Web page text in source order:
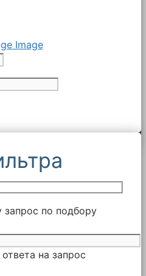
Image
по подбору
на запрос